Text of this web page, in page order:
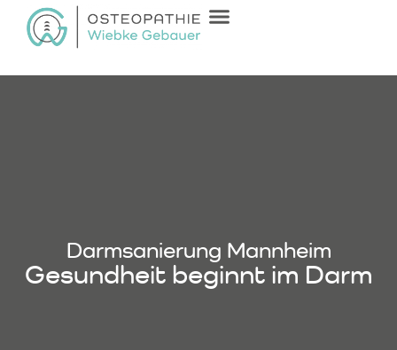
Darmsanierung Mannheim
Gesundheit beginnt im Darm